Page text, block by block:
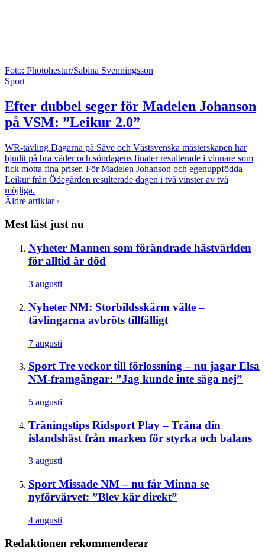
Foto: Photohestur/Sabina Svenningsson
Sport
Efter dubbel seger för Madelen Johanson
på VSM: ”Leikur 2.0”
WR-tävling Dagarna på Säve och Västsvenska mästerskapen har
bjudit på bra väder och söndagens finaler resulterade i vinnare som
fick motta fina priser. För Madelen Johanson och egenuppfödda
Leikur från Ödegården resulterade dagen i två vinster av två
möjliga.
Äldre artiklar ›
Mest läst just nu
Nyheter Mannen som förändrade hästvärlden
för alltid är död
3 augusti
Nyheter NM: Storbildsskärm välte –
tävlingarna avbröts tillfälligt
7 augusti
SportTre veckor till förlossning – nu jagar Elsa
NM-framgångar: ”Jag kunde inte säga nej”
5 augusti
Träningstips Ridsport Play – Träna din
islandshäst från marken för styrka och balans
3 augusti
Sport Missade NM – nu får Minna se
nyförvärvet: ”Blev kär direkt”
4 augusti
Redaktionen rekommenderar